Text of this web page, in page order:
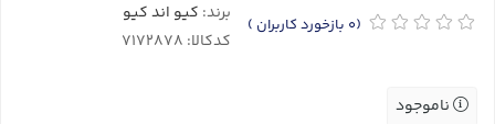
(0 بازخورد کاربران ) برند: کیو اند کیو
کدکالا:
ناموجود